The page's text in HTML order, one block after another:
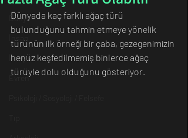
Dünya
İletişim
Evren
Dünyada kaç farklı ağaç türü
bulunduğunu tahmin etmeye yönelik
türünün ilk örneği bir çaba, gezegenimizin
henüz keşfedilmemiş binlerce ağaç
türüyle dolu olduğunu gösteriyor.